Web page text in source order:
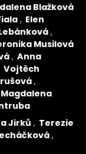
Blažková
Elen
Musilová
Anna
Vojtěch
Magdalena
Jirků
Terezie